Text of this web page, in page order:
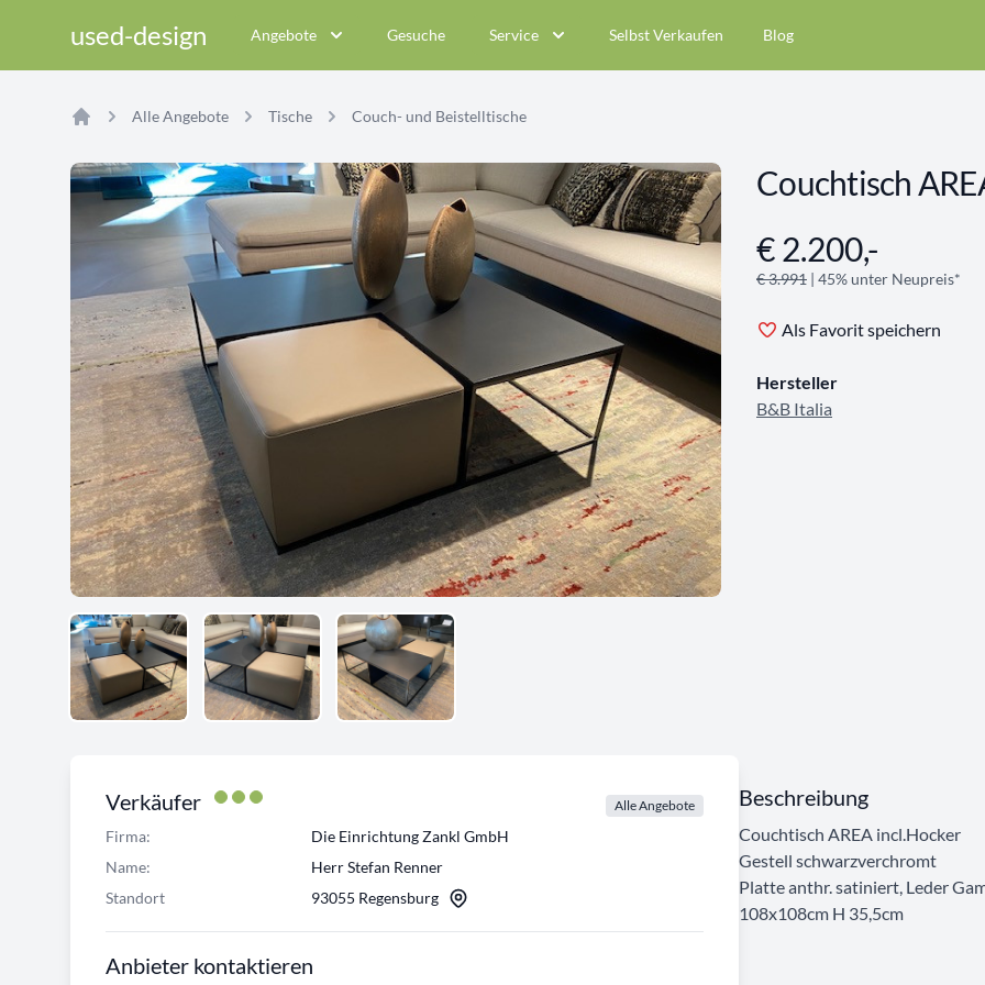
used-design Angebote Gesuche Service Selbst Verkaufen Blog
Alle Angebote Tische Couch- und Beistelltische
Couchtisch
Angebotsinformationen
€ 2.200,-
€ 3.991 | 45% unter Neupreis*
Als Favorit speichern
Hersteller
B&B Italia
Verkäufer Alle Angebote
Firma:
Die Einrichtung Zankl GmbH
Name:
Herr Stefan Renner
Standort
93055 Regensburg
Anbieter kontaktieren
Beschreibung
Couchtisch AREA incl.Hocker
Gestell schwarzverchromt
Platte anthr. satiniert, Leder
108x108cm H 35,5cm